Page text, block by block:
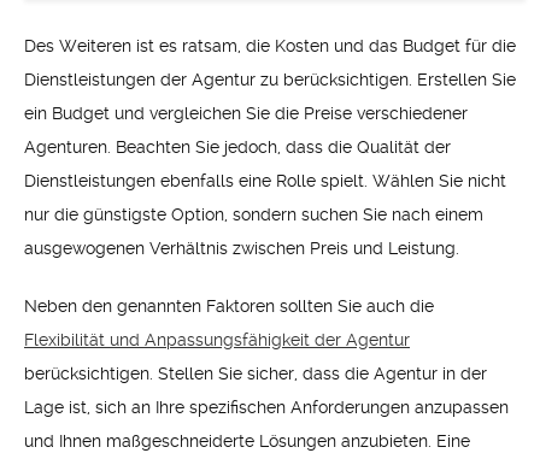
Des Weiteren ist es ratsam, die Kosten und das Budget für die
Dienstleistungen der Agentur zu berücksichtigen. Erstellen Sie
ein Budget und vergleichen Sie die Preise verschiedener
Agenturen. Beachten Sie jedoch, dass die Qualität der
Dienstleistungen ebenfalls eine Rolle spielt. Wählen Sie nicht
nur die günstigste Option, sondern suchen Sie nach einem
ausgewogenen Verhältnis zwischen Preis und Leistung.
Neben den genannten Faktoren sollten Sie auch die
Flexibilität und Anpassungsfähigkeit der Agentur
berücksichtigen. Stellen Sie sicher, dass die Agentur in der
Lage ist, sich an Ihre spezifischen Anforderungen anzupassen
und Ihnen maßgeschneiderte Lösungen anzubieten. Eine